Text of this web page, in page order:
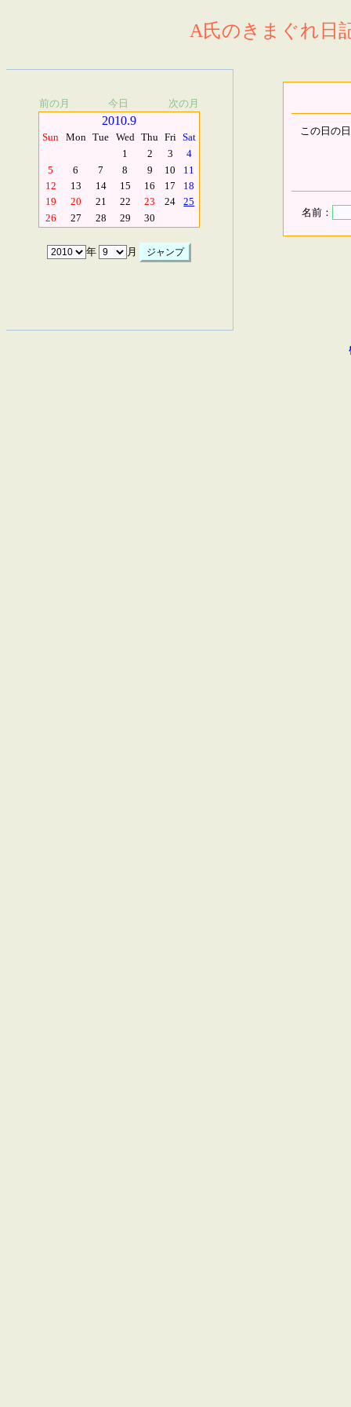
A氏のきまぐれ日
前の月 今日 次の月
2010.9
Sun Mon Tue Wed Thu Fri Sat
1
2 3
4
5
6 7 8 9 10
11
12
13 14 15 16 17
18
19
20 21 22 23 24
25
26
27 28 29 30
年 月
この日の
名前：